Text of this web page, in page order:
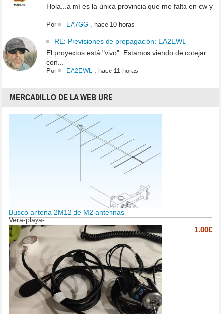
Hola...a mí es la única provincia que me falta en cw y
Por EA7GG, hace 10 horas
RE: Previsiones de propagación: EA2EWL
El proyectos está "vivo". Estamos viendo de cotejar
con...
Por EA2EWL, hace 11 horas
MERCADILLO DE LA WEB URE
Busco antena 2M12 de M2 antennas
Vera-playa-
1.00€